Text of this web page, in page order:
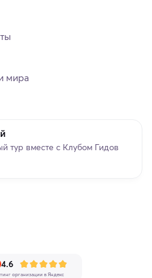
мира
тур вместе с Клубом Гидов
4.6
организации в Яндекс